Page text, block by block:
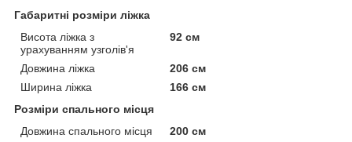
Габаритні розміри ліжка
Висота ліжка з
урахуванням узголів'я
92 см
Довжина ліжка
206 см
Ширина ліжка
166 см
Розміри спального місця
Довжина спального місця
200 см